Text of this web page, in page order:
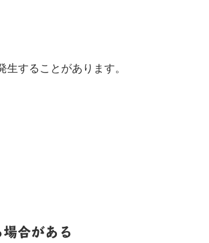
することがあります。
合がある